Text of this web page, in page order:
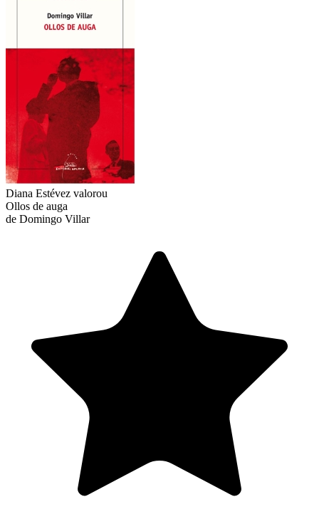
Diana Estévez valorou
Ollos de auga
de Domingo Villar